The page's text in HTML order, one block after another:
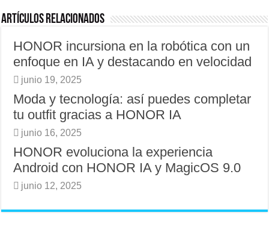
Artículos relacionados
HONOR incursiona en la robótica con un
enfoque en IA y destacando en velocidad
junio 19, 2025
Moda y tecnología: así puedes completar
tu outfit gracias a HONOR IA
junio 16, 2025
HONOR evoluciona la experiencia
Android con HONOR IA y MagicOS 9.0
junio 12, 2025